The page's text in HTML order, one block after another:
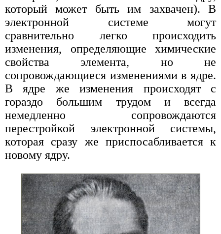
который может быть им захвачен). В
электронной системе могут
сравнительно легко происходить
изменения, определяющие химические
свойства элемента, но не
сопровождающиеся изменениями в ядре.
В ядре же изменения происходят с
гораздо большим трудом и всегда
немедленно сопровождаются
перестройкой электронной системы,
которая сразу же приспосабливается к
новому ядру.